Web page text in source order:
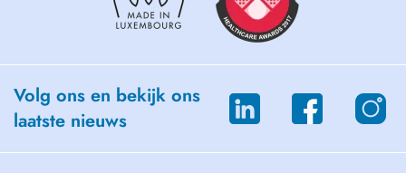
Volg ons en bekijk ons
laatste nieuws